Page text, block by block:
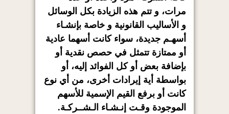
مرات، و تتم هذه الزيادة بكل الوسائل
و الأساليب القانونية و خاصة بإنشـاء
أسهـم جديدة، سواء كانت أسهما عادية
أو ممتازة تتمثل في حصص نقدية أو
بإضافة بعض أو كل الفوائد إليه، أو
بواسطة أية إيرادات أخرى، من أي نوع
كانت أو برفع القيم الإسمية للأسهم
الموجودة وقـت إنـشـاء الـشــركـة.